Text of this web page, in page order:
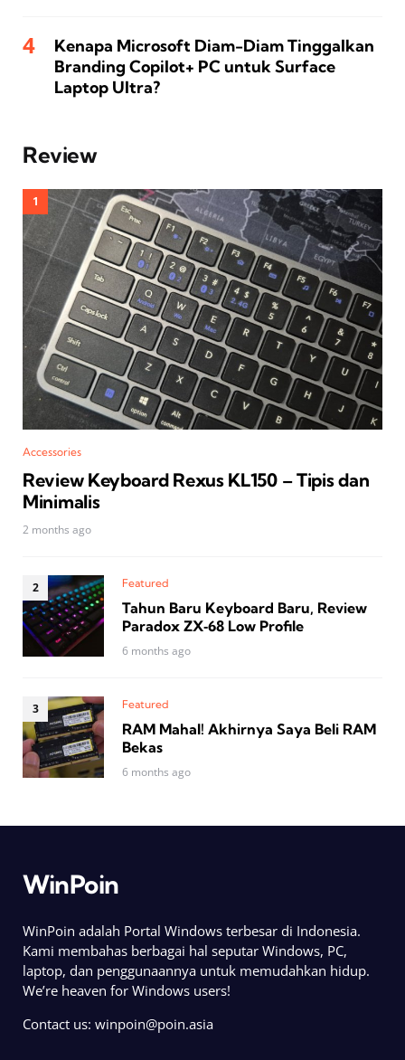
Kenapa Microsoft Diam-Diam Tinggalkan
Branding Copilot+ PC untuk Surface
Laptop Ultra?
Review
Accessories
Review Keyboard Rexus KL150 – Tipis dan
Minimalis
2 months ago
Featured
Tahun Baru Keyboard Baru, Review
Paradox ZX‑68 Low Profile
6 months ago
Featured
RAM Mahal! Akhirnya Saya Beli RAM
Bekas
6 months ago
WinPoin
WinPoin adalah Portal Windows terbesar di Indonesia.
Kami membahas berbagai hal seputar Windows, PC,
laptop, dan penggunaannya untuk memudahkan hidup.
We’re heaven for Windows users!
Contact us: winpoin@poin.asia